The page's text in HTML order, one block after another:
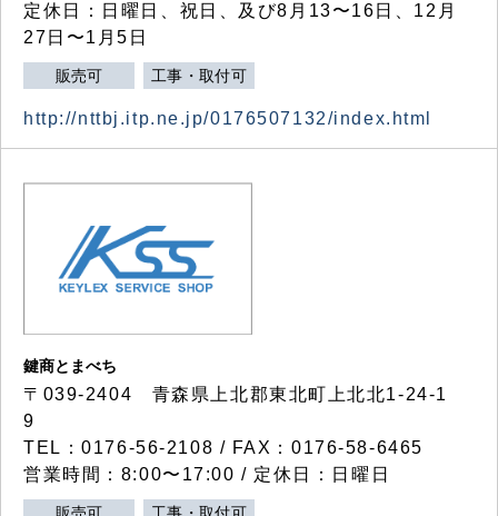
定休日：日曜日、祝日、及び8月13〜16日、12月
27日〜1月5日
販売可 工事・取付可
http://nttbj.itp.ne.jp/0176507132/index.html
鍵商とまべち
〒039-2404 青森県上北郡東北町上北北1-24-1
9
TEL：0176-56-2108 / FAX：0176-58-6465
営業時間：8:00〜17:00 / 定休日：日曜日